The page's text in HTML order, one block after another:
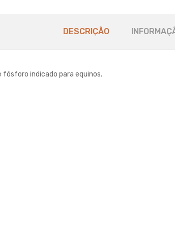
DESCRIÇÃO
indicado para equinos.